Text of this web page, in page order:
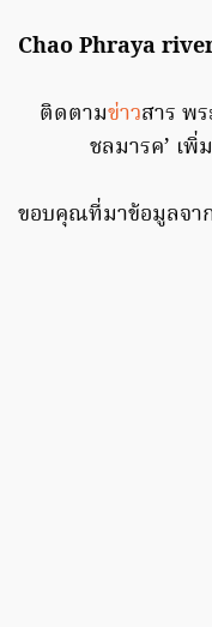
Chao Phraya
ติดตามข่าวสาร พ
ชลมารค’ เพิ่
ขอบคุณที่มาข้อมูลจา